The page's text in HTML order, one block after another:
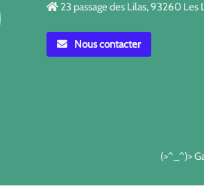
23 passage des Lilas, 93260 Les
Nous contacter
(>^_^)>